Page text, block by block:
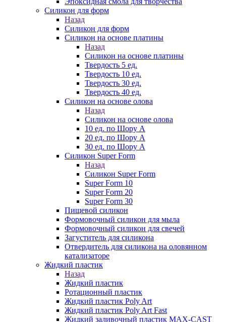
Силикон для форм
Назад
Силикон для форм
Силикон на основе платины
Назад
Силикон на основе платины
Твердость 5 ед.
Твердость 10 ед.
Твердость 30 ед.
Твердость 40 ед.
Силикон на основе олова
Назад
Силикон на основе олова
10 ед. по Шору А
20 ед. по Шору А
30 ед. по Шору А
Силикон Super Form
Назад
Силикон Super Form
Super Form 10
Super Form 20
Super Form 30
Пищевой силикон
Формовочный силикон для мыла
Формовочный силикон для свечей
Загуститель для силикона
Отвердитель для силикона на оловянном
катализаторе
Жидкий пластик
Назад
Жидкий пластик
Ротационный пластик
Жидкий пластик Poly Art
Жидкий пластик Poly Art Fast
Жидкий заливочный пластик MAX-CAST